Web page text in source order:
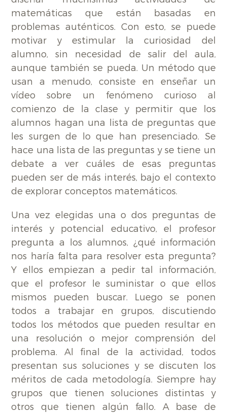
matemáticas que están basadas en
problemas auténticos. Con esto, se puede
motivar y estimular la curiosidad del
alumno, sin necesidad de salir del aula,
aunque también se pueda. Un método que
usan a menudo, consiste en enseñar un
vídeo sobre un fenómeno curioso al
comienzo de la clase y permitir que los
alumnos hagan una lista de preguntas que
les surgen de lo que han presenciado. Se
hace una lista de las preguntas y se tiene un
debate a ver cuáles de esas preguntas
pueden ser de más interés, bajo el contexto
de explorar conceptos matemáticos.
Una vez elegidas una o dos preguntas de
interés y potencial educativo, el profesor
pregunta a los alumnos, ¿qué información
nos haría falta para resolver esta pregunta?
Y ellos empiezan a pedir tal información,
que el profesor le suministar o que ellos
mismos pueden buscar. Luego se ponen
todos a trabajar en grupos, discutiendo
todos los métodos que pueden resultar en
una resolución o mejor comprensión del
problema. Al final de la actividad, todos
presentan sus soluciones y se discuten los
méritos de cada metodología. Siempre hay
grupos que tienen soluciones distintas y
otros que tienen algún fallo. A base de